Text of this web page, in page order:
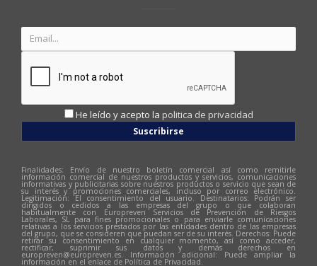
He leído y acepto la politica de privacidad
Suscribirse
Finalidades: Envío de nuestro boletín comercial así como remitirle
información comercial de nuestros productos y servicios, comunicaciones
informativas y publicitarias sobre nuestros productos o servicio que sean de
su interés y promociones comerciales, incluso por correo electrónico.
Legitimación: El consentimiento del usuario. Destinatarios: Podrán ser
dirigidos o cedidos a las empresas del grupo o que colaboran
habitualmente con Europreven Servicios de Prevención de Riesgos
Laborales, SL para fines promocionales o para enviarle comunicaciones
relativas a los servicios prestados por las entidades dentro de las empresas
del grupo, que se consideren que puedan ser de su interés. Derechos: Puede
retirar su consentimiento en cualquier momento, así como acceder,
rectificar, suprimir sus datos y demás derechos en
europreven@europreven.es. Información adicional: Puede ampliar la
información en el enlace de Política de Privacidad.